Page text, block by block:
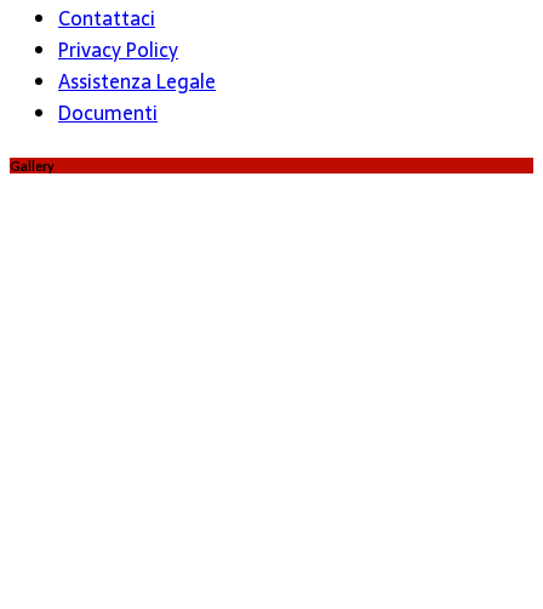
Contattaci
Privacy Policy
Assistenza Legale
Documenti
Gallery